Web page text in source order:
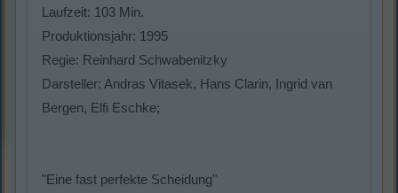
Laufzeit: 103 Min.
Produktionsjahr: 1995
Regie: Reinhard Schwabenitzky
Darsteller: Andras Vitasek, Hans Clarin, Ingrid van
Bergen, Elfi Eschke;
"Eine fast perfekte Scheidung"